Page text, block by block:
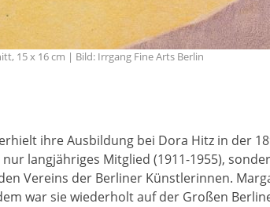
15 x 16 cm | Bild: Irrgang Fine Arts Berlin
ihre Ausbildung bei Dora Hitz in der
langjähriges Mitglied (1911-1955),
Vereins der Berliner Künstlerinnen.
war sie wiederholt auf der Großen